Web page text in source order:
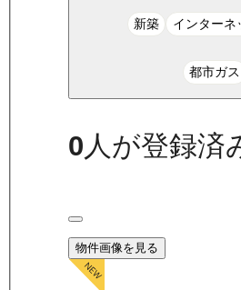
新築 インターネ
都市ガス
0人が登録済
物件画像を見る